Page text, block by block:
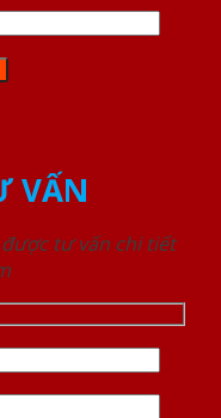
VẤN
tư vấn chi tiết